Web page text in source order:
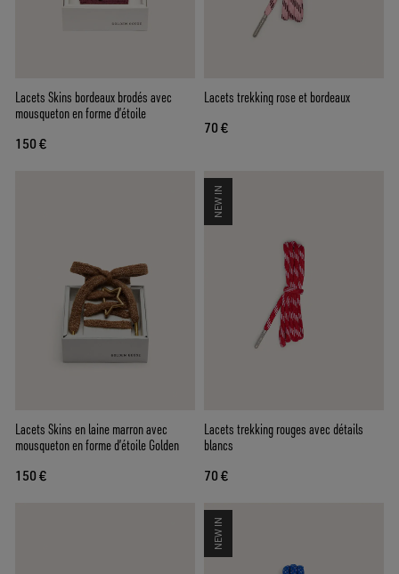
Lacets Skins bordeaux brodés avec
mousqueton en forme d’étoile
150 €
Lacets trekking rose et bordeaux
70 €
Lacets Skins en laine marron avec
mousqueton en forme d’étoile Golden
150 €
NEW IN
Lacets trekking rouges avec détails
blancs
70 €
NEW IN